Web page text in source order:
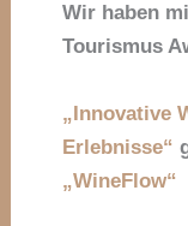
Wir haben
Tourismus
„Innovative
Erlebnisse“
„WineFlow“